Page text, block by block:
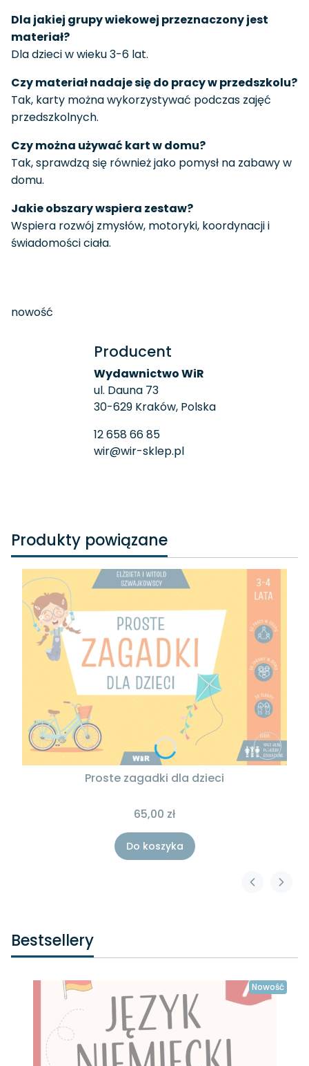
Dla jakiej grupy wiekowej przeznaczony jest
materiał?
Dla dzieci w wieku 3-6 lat.
Czy materiał nadaje się do pracy w przedszkolu?
Tak, karty można wykorzystywać podczas zajęć
przedszkolnych.
Czy można używać kart w domu?
Tak, sprawdzą się również jako pomysł na zabawy w
domu.
Jakie obszary wspiera zestaw?
Wspiera rozwój zmysłów, motoryki, koordynacji i
świadomości ciała.
nowość
Producent
Wydawnictwo WiR
ul. Dauna 73
30-629 Kraków, Polska
12 658 66 85
wir@wir-sklep.pl
Produkty powiązane
Proste zagadki dla dzieci
65,00 zł
Do koszyka
Bestsellery
Nowość